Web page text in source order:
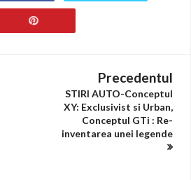
Precedentul
STIRI AUTO-Conceptul
XY: Exclusivist si Urban,
Conceptul GTi : Re-
inventarea unei legende